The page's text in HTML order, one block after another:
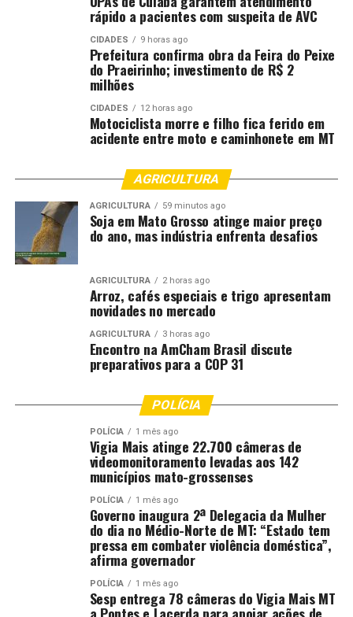
rápido a pacientes com suspeita de AVC
CIDADES 9 horas ago
Prefeitura confirma obra da Feira do Peixe
do Praeirinho; investimento de R$ 2
milhões
CIDADES 12 horas ago
Motociclista morre e filho fica ferido em
acidente entre moto e caminhonete em MT
AGRICULTURA
AGRICULTURA 59 minutos ago
Soja em Mato Grosso atinge maior preço
do ano, mas indústria enfrenta desafios
AGRICULTURA 2 horas ago
Arroz, cafés especiais e trigo apresentam
novidades no mercado
AGRICULTURA 3 horas ago
Encontro na AmCham Brasil discute
preparativos para a COP 31
POLÍCIA
POLÍCIA 1 mês ago
Vigia Mais atinge 22.700 câmeras de
videomonitoramento levadas aos 142
municípios mato-grossenses
POLÍCIA 1 mês ago
Governo inaugura 2ª Delegacia da Mulher
do dia no Médio-Norte de MT: “Estado tem
pressa em combater violência doméstica”,
afirma governador
POLÍCIA 1 mês ago
Sesp entrega 78 câmeras do Vigia Mais MT